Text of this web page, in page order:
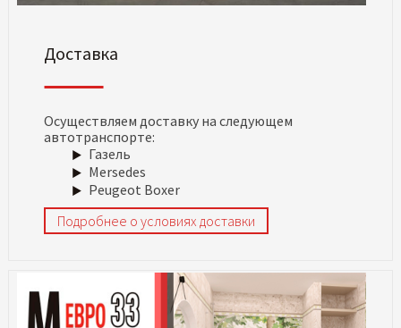
Доставка
Осуществляем доставку на следующем
автотранспорте:
Газель
Mersedes
Peugeot Boxer
Подробнее о условиях доставки